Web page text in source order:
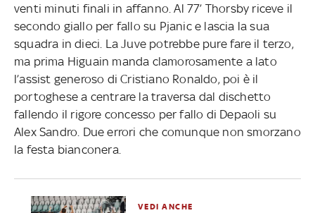
venti minuti finali in affanno. Al 77’ Thorsby riceve il
secondo giallo per fallo su Pjanic e lascia la sua
squadra in dieci. La Juve potrebbe pure fare il terzo,
ma prima Higuain manda clamorosamente a lato
l’assist generoso di Cristiano Ronaldo, poi è il
portoghese a centrare la traversa dal dischetto
fallendo il rigore concesso per fallo di Depaoli su
Alex Sandro. Due errori che comunque non smorzano
la festa bianconera.
VEDI ANCHE